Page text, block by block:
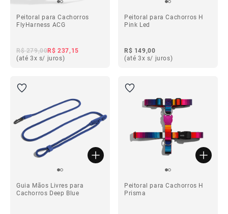
Peitoral para Cachorros
FlyHarness ACG
R$ 279,00R$ 237,15
(até 3x s/ juros)
Peitoral para Cachorros H
Pink Led
R$ 149,00
(até 3x s/ juros)
Guia Mãos Livres para
Cachorros Deep Blue
Peitoral para Cachorros H
Prisma